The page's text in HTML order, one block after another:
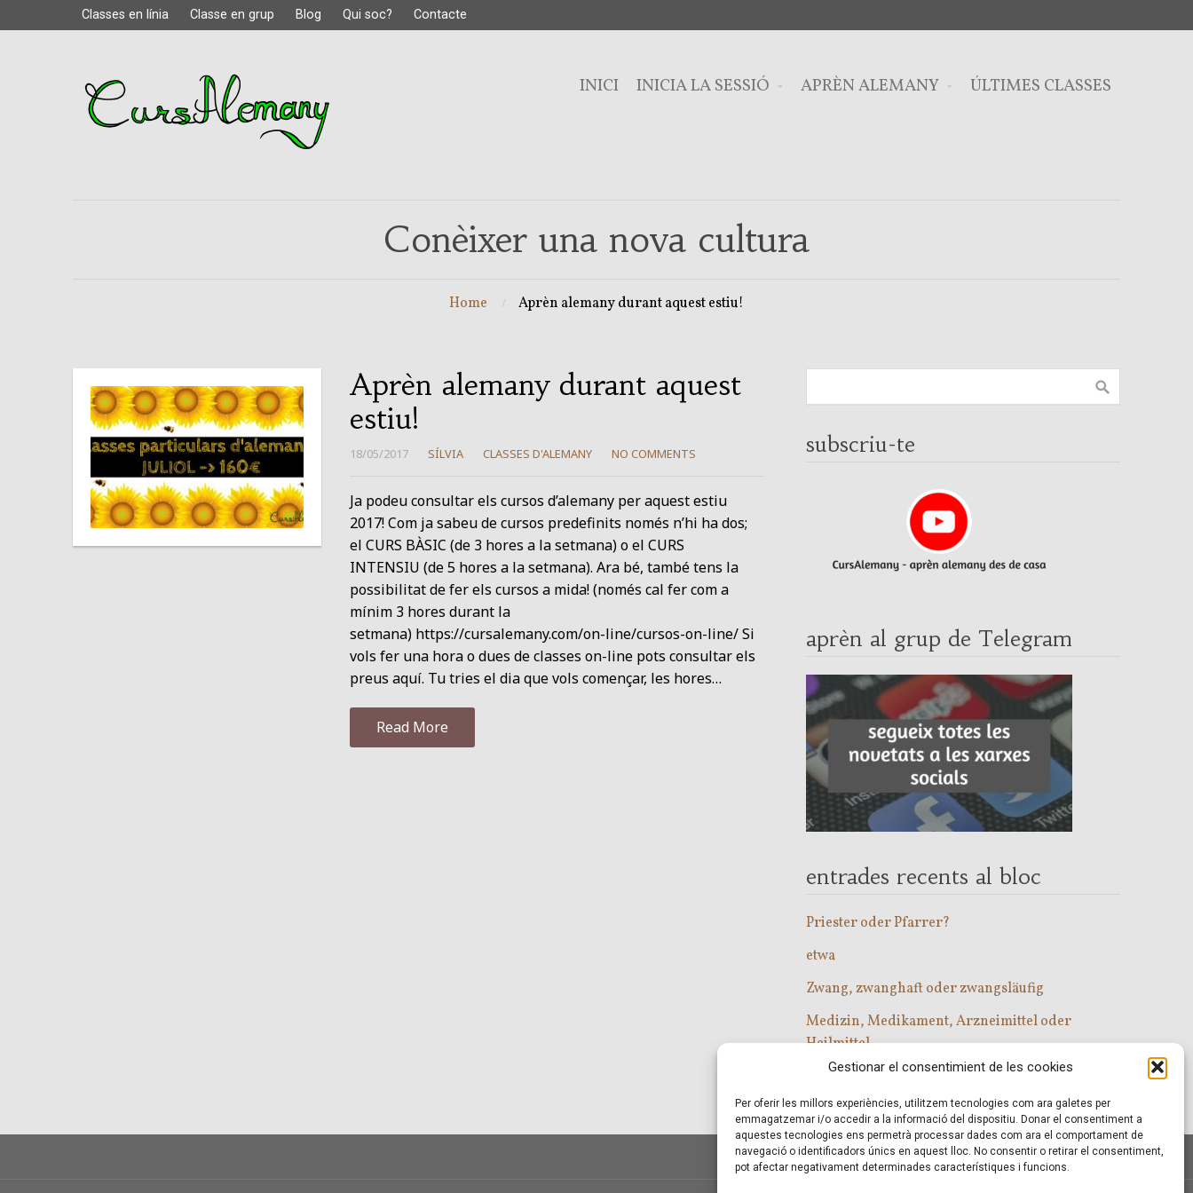
Gestionar el consentimient de les cookies
Per oferir les millors experiències, utilitzem tecnologies com ara galetes per
emmagatzemar i/o accedir a la informació del dispositiu. Donar el consentiment a
aquestes tecnologies ens permetrà processar dades com ara el comportament de
navegació o identificadors únics en aquest lloc. No consentir o retirar el consentiment,
pot afectar negativament determinades característiques i funcions.
Classes en línia Classe en grup Blog Qui soc? Contacte
INICI INICIA LA SESSIÓ APRÈN ALEMANY ÚLTIMES CLASSES
Conèixer una nova cultura
Home Aprèn alemany durant aquest estiu!
Aprèn alemany durant aquest
estiu!
18/05/2017 SÍLVIA CLASSES D'ALEMANY NO COMMENTS
Ja podeu consultar els cursos d’alemany per aquest estiu
2017! Com ja sabeu de cursos predefinits només n’hi ha dos;
el CURS BÀSIC (de 3 hores a la setmana) o el CURS
INTENSIU (de 5 hores a la setmana). Ara bé, també tens la
possibilitat de fer els cursos a mida! (només cal fer com a
mínim 3 hores durant la
setmana) https://cursalemany.com/on-line/cursos-on-line/ Si
vols fer una hora o dues de classes on-line pots consultar els
preus aquí. Tu tries el dia que vols començar, les hores…
Read More
subscriu-te
aprèn al grup de Telegram
entrades recents al bloc
Priester oder Pfarrer?
etwa
Zwang, zwanghaft oder zwangsläufig
Medizin, Medikament, Arzneimittel oder
Heilmittel
Com entrar a les classes d’alemany?